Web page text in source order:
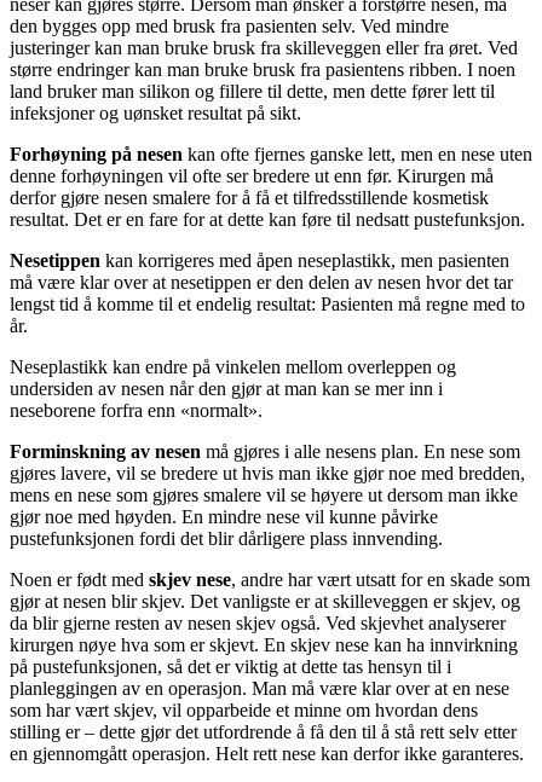
den bygges opp med brusk fra pasienten selv. Ved mindre
justeringer kan man bruke brusk fra skilleveggen eller fra øret. Ved
større endringer kan man bruke brusk fra pasientens ribben. I noen
land bruker man silikon og fillere til dette, men dette fører lett til
infeksjoner og uønsket resultat på sikt.
Forhøyning på nesen kan ofte fjernes ganske lett, men en nese uten
denne forhøyningen vil ofte ser bredere ut enn før. Kirurgen må
derfor gjøre nesen smalere for å få et tilfredsstillende kosmetisk
resultat. Det er en fare for at dette kan føre til nedsatt pustefunksjon.
Nesetippen kan korrigeres med åpen neseplastikk, men pasienten
må være klar over at nesetippen er den delen av nesen hvor det tar
lengst tid å komme til et endelig resultat: Pasienten må regne med to
år.
Neseplastikk kan endre på vinkelen mellom overleppen og
undersiden av nesen når den gjør at man kan se mer inn i
neseborene forfra enn «normalt».
Forminskning av nesen må gjøres i alle nesens plan. En nese som
gjøres lavere, vil se bredere ut hvis man ikke gjør noe med bredden,
mens en nese som gjøres smalere vil se høyere ut dersom man ikke
gjør noe med høyden. En mindre nese vil kunne påvirke
pustefunksjonen fordi det blir dårligere plass innvending.
Noen er født med skjev nese, andre har vært utsatt for en skade som
gjør at nesen blir skjev. Det vanligste er at skilleveggen er skjev, og
da blir gjerne resten av nesen skjev også. Ved skjevhet analyserer
kirurgen nøye hva som er skjevt. En skjev nese kan ha innvirkning
på pustefunksjonen, så det er viktig at dette tas hensyn til i
planleggingen av en operasjon. Man må være klar over at en nese
som har vært skjev, vil opparbeide et minne om hvordan dens
stilling er – dette gjør det utfordrende å få den til å stå rett selv etter
en gjennomgått operasjon. Helt rett nese kan derfor ikke garanteres.